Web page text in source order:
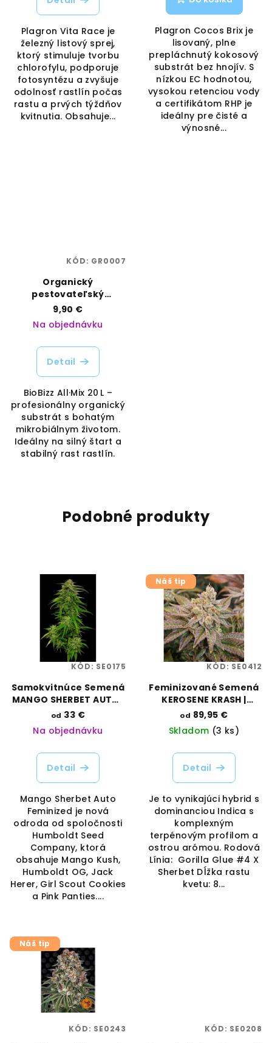
Plagron Vita Race je
železný listový sprej,
ktorý stimuluje tvorbu
chlorofylu, podporuje
fotosyntézu a zvyšuje
odolnosť rastlín počas
rastu a prvých týždňov
kvitnutia. Obsahuje...
Plagron Cocos Brix je
lisovaný, plne
prepláchnutý kokosový
substrát bez hnojív. S
nízkou EC hodnotou,
vysokou retenciou vody
a certifikátom RHP je
ideálny pre čisté a
výnosné...
Organický
pestovateľský
substrát All·Mix – 20 L |
Pripravený na silný
štart | BioBizz |
9,90 €
Na objednávku
Detail
BioBizz All·Mix 20 L –
profesionálny organický
substrát s bohatým
mikrobiálnym životom.
Ideálny na silný štart a
stabilný rast rastlín.
KÓD: GR0007
Podobné produkty
Samokvitnúce Semená
MANGO SHERBET AUTO |
HUMBOLDT SEED
COMPANY
od 33 €
Na objednávku
Detail
Mango Sherbet Auto
Feminized je nová
odroda od spoločnosti
Humboldt Seed
Company, ktorá
obsahuje Mango Kush,
Humboldt OG, Jack
Herer, Girl Scout Cookies
a Pink Panties....
KÓD: SE0175
Náš tip
Feminizované Semená
KEROSENE KRASH |
DUTCH PASSION
od 89,95 €
Skladom (3 ks)
Detail
Je to vynikajúci hybrid s
dominanciou Indica s
komplexným
terpénovým profilom a
ostrou arómou. Rodová
Línia: Gorilla Glue #4 X
Sherbet Dĺžka rastu
kvetu: 8...
KÓD: SE0412
Náš tip
KÓD: SE0243 KÓD: SE0208